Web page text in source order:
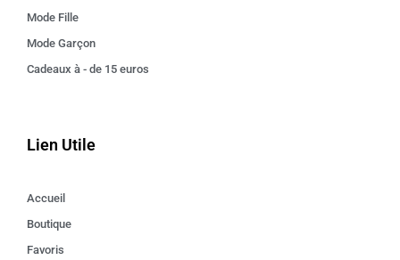
Mode Fille
Mode Garçon
Cadeaux à - de 15 euros
Lien Utile
Accueil
Boutique
Favoris